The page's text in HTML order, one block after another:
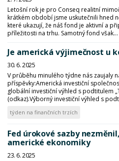
Letošní rok je pro Conseq realitní
krátkém období jsme uskutečnili hned
které ukazují, že náš fond je aktivní a
příležitosti na trhu. Samotný fond však...
Je americká výjimečnost u
30. 6. 2025
V průběhu minulého týdne nás zaujaly
příspěvky:Americká investiční
globální investiční výhled s podtitulem
(odkaz).Výborný investiční výhled s
týden na finančních trzích
Fed úrokové sazby
americké ekonomiky
23. 6. 2025